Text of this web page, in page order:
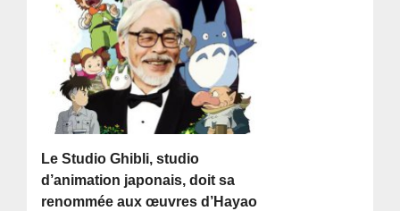
Le Studio Ghibli, studio
d’animation japonais, doit sa
renommée aux œuvres d’Hayao